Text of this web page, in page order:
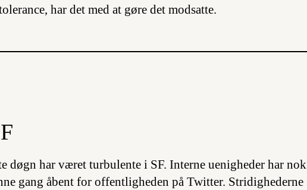
har det med at gøre det modsatte.
døgn har været turbulente i SF. Interne uenigheder har nok
gang åbent for offentligheden på Twitter. Stridighederne